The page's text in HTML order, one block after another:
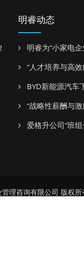
明睿动态
明睿为“小家电
“人才培养与高
BYD新能源汽车
“战略性薪酬与
爱格升公司“班
理咨询有限公司 版权